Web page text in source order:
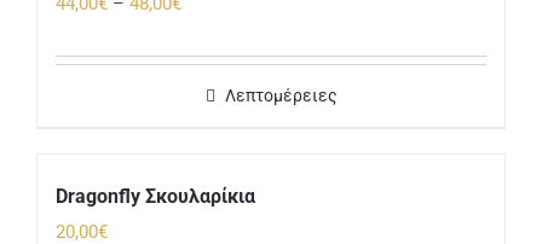
44,00€
throughΛεπτομέρειες
Dragonfly Σκουλαρίκια
20,00€